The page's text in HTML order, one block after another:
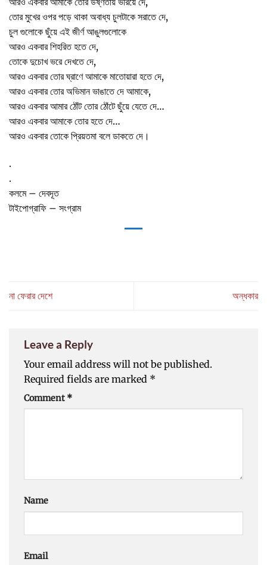
তোর মুখের ওপর পড়ে থাকা অবাধ্য চুলটাকে সরাতে দে,
চুল গুলোকে ছুঁয়ে এই জীর্ণ আঙুলগুলোকে
আরও একবার শিহরিত হতে দে,
তোকে দুচোখ ভরে দেখতে দে,
আরও একবার তোর ঘ্রাণে আমাকে মাতোয়ারা হতে দে,
আরও একবার তোর অভিমান ভাঙাতে দে আমাকে,
আরও একবার আমার ঠোঁট তোর ঠোঁটে ছুঁয়ে যেতে দে…
আরও একবার আমাকে তোর হতে দে…
আরও একবার তোকে প্রিয়তমা বলে ডাকতে দে।
.
.
কলমে – দেবদূত
টাইপোগ্রাফি – সংগ্রাম
না ফেরার দেশে অন্ধকার
Leave a Reply
Your email address will not be published.
Required fields are marked *
Comment *
Name
Email